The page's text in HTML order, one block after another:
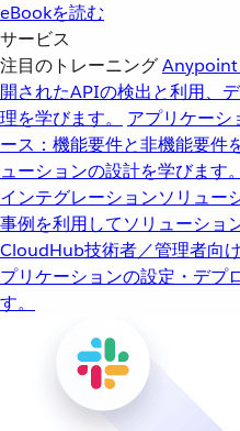
eBookを読む
サービス
注目のトレーニング
開されたAPIの検出と利用、
理を学びます。
アプリケーシ
ース：機能要件と非機能要件
ューションの設計を学びます。
インテグレーションソリュー
事例を利用してソリューショ
CloudHub技術者／管理者向
プリケーションの設定・デプ
す。